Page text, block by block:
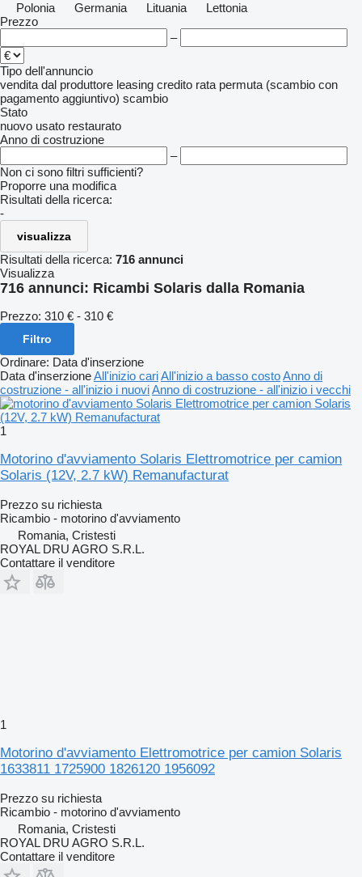
Polonia
Germania Lituania
Lettonia
Prezzo
–
Tipo dell'annuncio
vendita dal produttore leasing credito rata permuta (scambio con
pagamento aggiuntivo) scambio
Stato
nuovo usato restaurato
Anno di costruzione
–
Non ci sono filtri sufficienti?
Proporre una modifica
Risultati della ricerca:
-
visualizza
Risultati della ricerca: 716 annunci
Visualizza
716 annunci: Ricambi Solaris dalla Romania
Prezzo: 310 € - 310 €
Filtro
Ordinare: Data d'inserzione
Data d'inserzioneAll'inizio cariAll'inizio a basso costoAnno di
costruzione - all'inizio i nuoviAnno di costruzione - all'inizio i vecchi
1
Motorino d'avviamento Solaris Elettromotrice per camion
Solaris (12V, 2.7 kW) Remanufacturat
Prezzo su richiesta
Ricambio - motorino d'avviamento
Romania, Cristesti
ROYAL DRU AGRO S.R.L.
Contattare il venditore
1
Motorino d'avviamento Elettromotrice per camion Solaris
1633811 1725900 1826120 1956092
Prezzo su richiesta
Ricambio - motorino d'avviamento
Romania, Cristesti
ROYAL DRU AGRO S.R.L.
Contattare il venditore